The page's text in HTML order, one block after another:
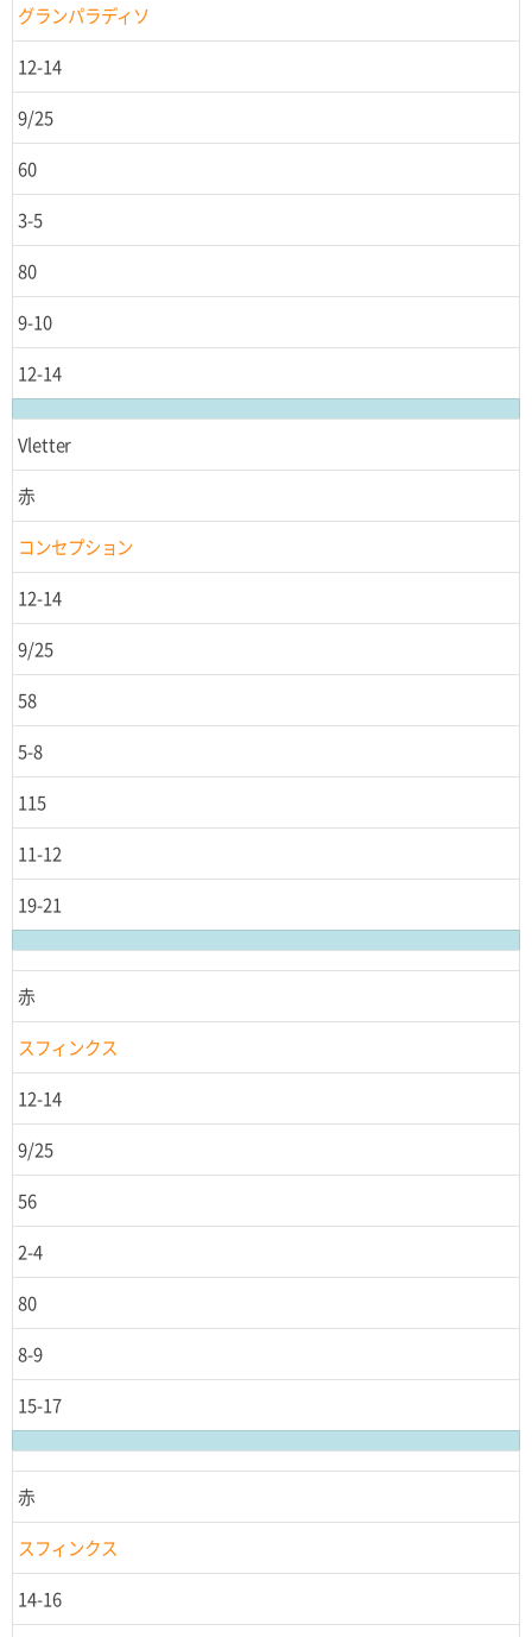
グランパラディソ
12-14
9/25
60
3-5
80
9-10
12-14
Vletter
赤
コンセプション
12-14
9/25
58
5-8
115
11-12
19-21
赤
スフィンクス
12-14
9/25
56
2-4
80
8-9
15-17
赤
スフィンクス
14-16